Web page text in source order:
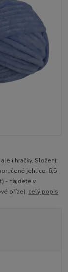
i hračky. Složení:
jehlice: 6,5
- najdete v
příze). celý popis